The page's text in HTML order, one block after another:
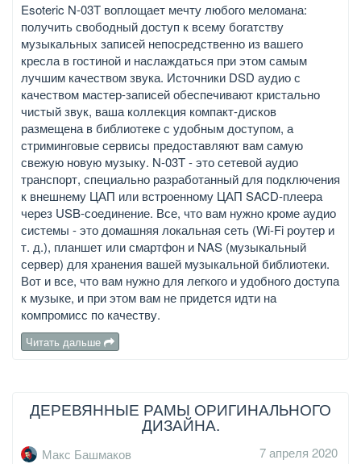
Esoteric N-03T воплощает мечту любого меломана:
получить свободный доступ к всему богатству
музыкальных записей непосредственно из вашего
кресла в гостиной и наслаждаться при этом самым
лучшим качеством звука. Источники DSD аудио с
качеством мастер-записей обеспечивают кристально
чистый звук, ваша коллекция компакт-дисков
размещена в библиотеке с удобным доступом, а
стриминговые сервисы предоставляют вам самую
свежую новую музыку. N-03T - это сетевой аудио
транспорт, специально разработанный для подключения
к внешнему ЦАП или встроенному ЦАП SACD-плеера
через USB-соединение. Все, что вам нужно кроме аудио
системы - это домашняя локальная сеть (Wi-Fi роутер и
т. д.), планшет или смартфон и NAS (музыкальный
сервер) для хранения вашей музыкальной библиотеки.
Вот и все, что вам нужно для легкого и удобного доступа
к музыке, и при этом вам не придется идти на
компромисс по качеству.
Читать дальше
ДЕРЕВЯННЫЕ РАМЫ ОРИГИНАЛЬНОГО
ДИЗАЙНА.
Макс Башмаков 7 апреля 2020